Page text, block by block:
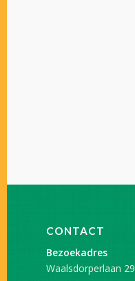
CONTACT
Bezoekadres
Waalsdorperlaan 29